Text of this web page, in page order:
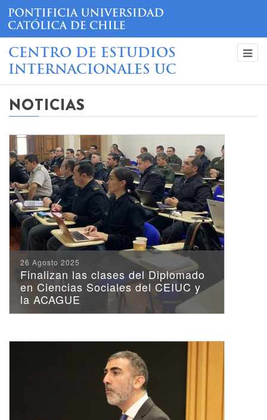
CENTRO DE ESTUDIOS
INTERNACIONALES UC
NOTICIAS
26 Agosto 2025
Finalizan las clases del Diplomado
en Ciencias Sociales del CEIUC y
la ACAGUE